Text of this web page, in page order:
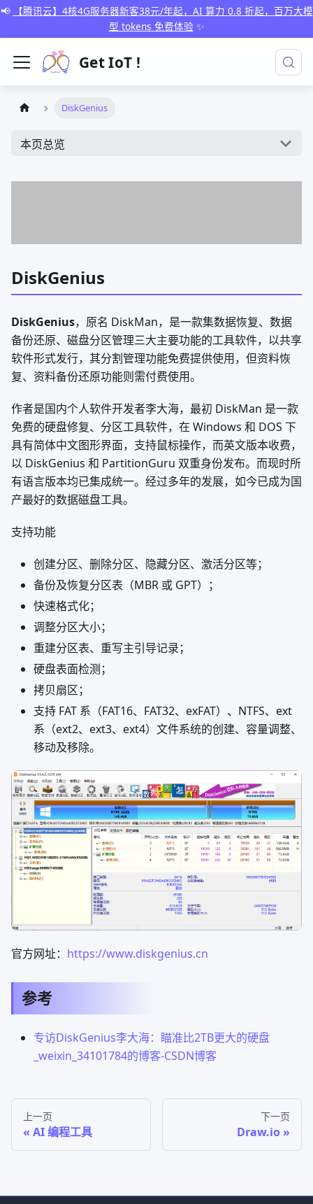
📢
【腾讯云】4核4G服务器新客38元/年起，AI 算力 0.8 折起，百万大模
型 tokens 免费体验 ✨
Get IoT !
DiskGenius
本页总览
DiskGenius
DiskGenius，原名 DiskMan，是一款集数据恢复、数据
备份还原、磁盘分区管理三大主要功能的工具软件，以共享
软件形式发行，其分割管理功能免费提供使用，但资料恢
复、资料备份还原功能则需付费使用。
作者是国内个人软件开发者李大海，最初 DiskMan 是一款
免费的硬盘修复、分区工具软件，在 Windows 和 DOS 下
具有简体中文图形界面，支持鼠标操作，而英文版本收费，
以 DiskGenius 和 PartitionGuru 双重身份发布。而现时所
有语言版本均已集成统一。经过多年的发展，如今已成为国
产最好的数据磁盘工具。
支持功能
创建分区、删除分区、隐藏分区、激活分区等；
备份及恢复分区表（MBR 或 GPT）；
快速格式化；
调整分区大小；
重建分区表、重写主引导记录；
硬盘表面检测；
拷贝扇区；
支持 FAT 系（FAT16、FAT32、exFAT）、NTFS、ext
系（ext2、ext3、ext4）文件系统的创建、容量调整、
移动及移除。
官方网址： https://www.diskgenius.cn
参考
专访DiskGenius李大海：瞄准比2TB更大的硬盘
_weixin_34101784的博客-CSDN博客
上一页
AI 编程工具
下一页
Draw.io